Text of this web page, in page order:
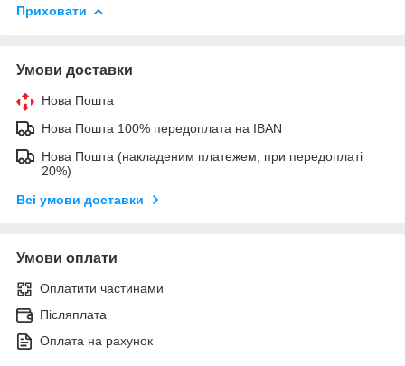
Приховати
Умови доставки
Нова Пошта
Нова Пошта 100% передоплата на IBAN
Нова Пошта (накладеним платежем, при передоплаті
20%)
Всі умови доставки
Умови оплати
Оплатити частинами
Післяплата
Оплата на рахунок